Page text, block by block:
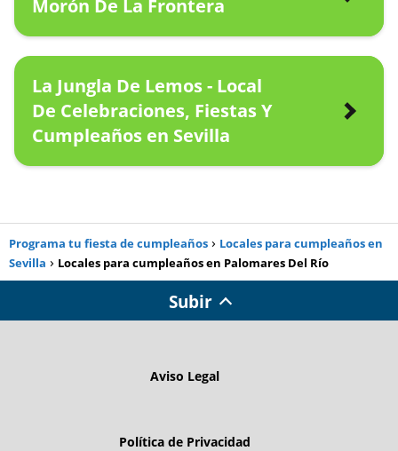
Morón De La Frontera
La Jungla De Lemos - Local
De Celebraciones, Fiestas Y
Cumpleaños en Sevilla
Programa tu fiesta de cumpleaños
Locales para cumpleaños en
Sevilla
Locales para cumpleaños en Palomares Del Río
Subir
Aviso Legal
Política de Privacidad